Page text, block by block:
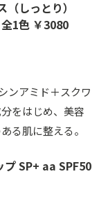
しっとり）
1色 ￥3080
ンアミド＋スクワ
をはじめ、美容
る肌に整える。
SP+ aa SPF50